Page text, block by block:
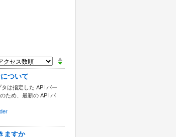
ついて
は指定した API バー
ため、最新の API バ
ますか